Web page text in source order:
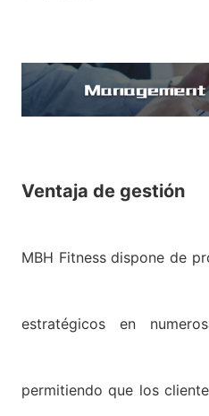
Ventaja de gestión
MBH Fitness dispone de
estratégicos en
permitiendo que los